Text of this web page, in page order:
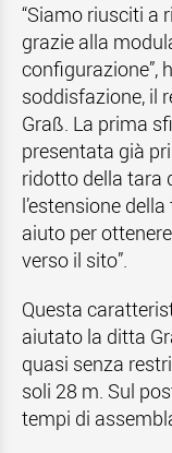
“Siamo riusciti a
grazie alla
configurazione”,
soddisfazione, il
Graß. La prima
presentata già
ridotto della tara
l’estensione
aiuto per
verso il sito”.
Questa
aiutato la ditta
quasi senza
soli 28 m. Sul
tempi di